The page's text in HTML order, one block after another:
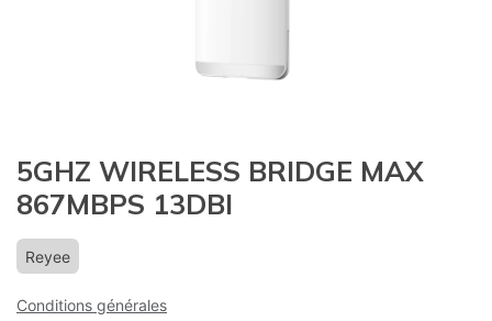
5GHZ WIRELESS BRIDGE MAX
867MBPS 13DBI
Reyee
Conditions générales